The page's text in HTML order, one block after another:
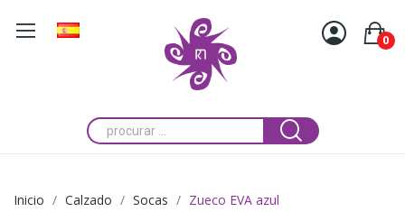
0
Inicio Calzado Socas Zueco EVA azul